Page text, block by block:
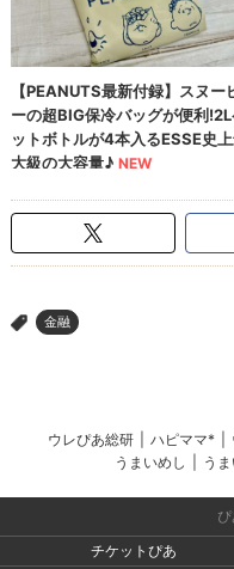
> 金融
ウレぴあ総研 ハピママ*
うまいめし
う
チケットぴあ